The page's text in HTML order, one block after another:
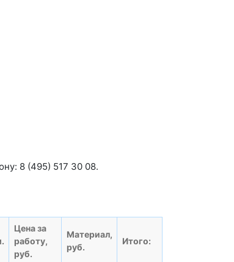
8 (495) 517 30 08.
Цена за
работу,
руб.
Материал,
руб.
Итого: